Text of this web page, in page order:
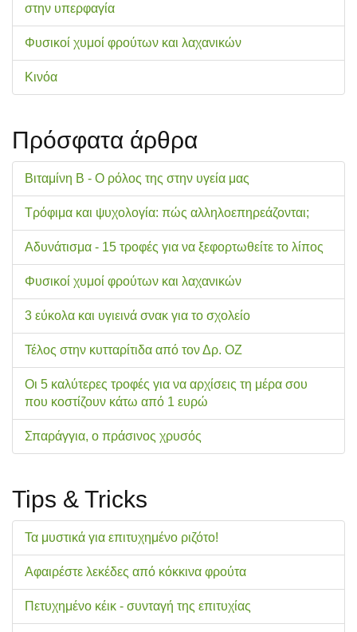
στην υπερφαγία
Φυσικοί χυμοί φρούτων και λαχανικών
Κινόα
Πρόσφατα άρθρα
Βιταμίνη Β - Ο ρόλος της στην υγεία μας
Τρόφιμα και ψυχολογία: πώς αλληλοεπηρεάζονται;
Αδυνάτισμα - 15 τροφές για να ξεφορτωθείτε το λίπος
Φυσικοί χυμοί φρούτων και λαχανικών
3 εύκολα και υγιεινά σνακ για το σχολείo
Τέλος στην κυτταρίτιδα από τον Δρ. ΟΖ
Οι 5 καλύτερες τροφές για να αρχίσεις τη μέρα σου
που κοστίζουν κάτω από 1 ευρώ
Σπαράγγια, ο πράσινος χρυσός
Tips & Tricks
Τα μυστικά για επιτυχημένο ριζότο!
Αφαιρέστε λεκέδες από κόκκινα φρούτα
Πετυχημένο κέικ - συνταγή της επιτυχίας